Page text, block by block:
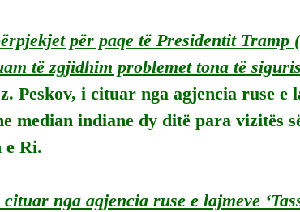
për paqe të Presidentit Tramp
të zgjidhim problemet tona të
Peskov, i cituar nga agjencia ruse e
median indiane dy ditë para vizitës
e Ri.
nga agjencia ruse e lajmeve